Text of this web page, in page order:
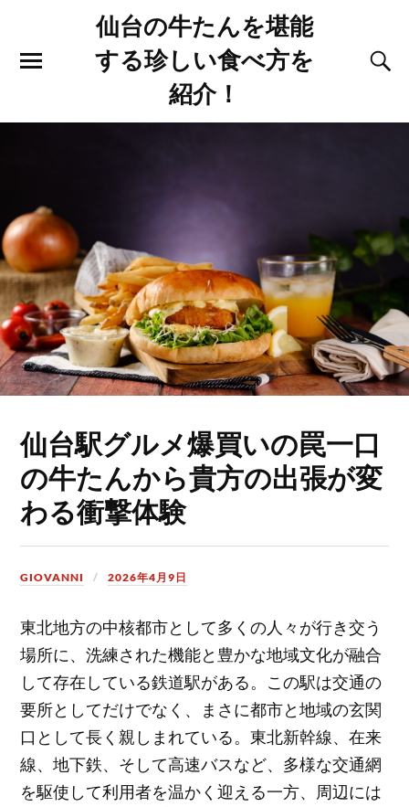
仙台の牛たんを堪能
する珍しい食べ方を
紹介！
仙台駅グルメ爆買いの罠一口
の牛たんから貴方の出張が変
わる衝撃体験
GIOVANNI 2026年4月9日
東北地方の中核都市として多くの人々が行き交う
場所に、洗練された機能と豊かな地域文化が融合
して存在している鉄道駅がある。 この駅は交通の
要所としてだけでなく、まさに都市と地域の玄関
口として長く親しまれている。東北新幹線、在来
線、地下鉄、そして高速バスなど、多様な交通網
を駆使して利用者を温かく迎える一方、周辺には